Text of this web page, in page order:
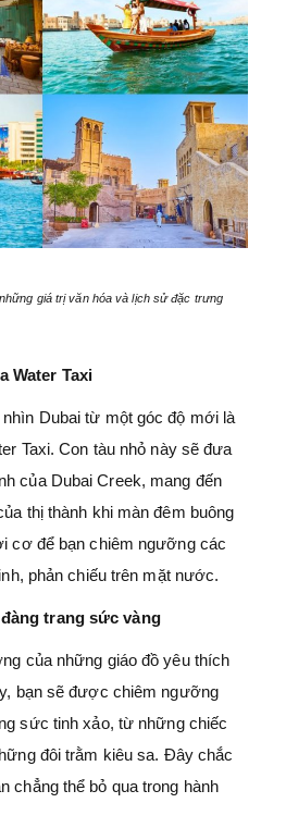
giá trị văn hóa và lịch sử đặc trưng
Water Taxi
Dubai từ một góc độ mới là
Taxi. Con tàu nhỏ này sẽ đưa
của Dubai Creek, mang đến
thị thành khi màn đêm buông
cơ để bạn chiêm ngưỡng các
phản chiếu trên mặt nước.
trang sức vàng
của những giáo đồ yêu thích
bạn sẽ được chiêm ngưỡng
sức tinh xảo, từ những chiếc
đôi trằm kiêu sa. Đây chắc
chẳng thể bỏ qua trong hành